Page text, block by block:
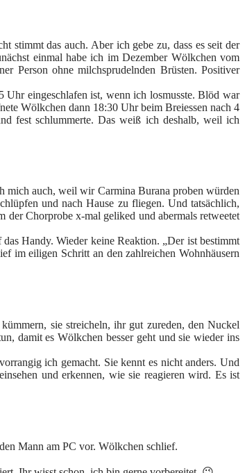
stimmt das auch. Aber ich gebe zu, dass es seit der
einmal habe ich im Dezember Wölkchen vom
Person ohne milchsprudelnden Brüsten. Positiver
Uhr eingeschlafen ist, wenn ich losmusste. Blöd war
Wölkchen dann 18:30 Uhr beim Breiessen nach 4
fest schlummerte. Das weiß ich deshalb, weil ich
mich auch, weil wir Carmina Burana proben würden
und nach Hause zu fliegen. Und tatsächlich,
der Chorprobe x-mal geliked und abermals retweetet
Handy. Wieder keine Reaktion. „Der ist bestimmt
im eiligen Schritt an den zahlreichen Wohnhäusern
sie streicheln, ihr gut zureden, den Nuckel
damit es Wölkchen besser geht und sie wieder ins
ich gemacht. Sie kennt es nicht anders. Und
und erkennen, wie sie reagieren wird. Es ist
Mann am PC vor. Wölkchen schlief.